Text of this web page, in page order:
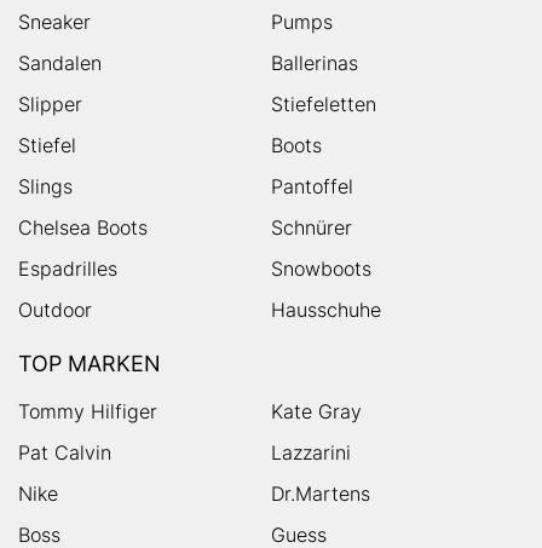
Sneaker
Pumps
Sandalen
Ballerinas
Slipper
Stiefeletten
Stiefel
Boots
Slings
Pantoffel
Chelsea Boots
Schnürer
Espadrilles
Snowboots
Outdoor
Hausschuhe
TOP MARKEN
Tommy Hilfiger
Kate Gray
Pat Calvin
Lazzarini
Nike
Dr.Martens
Boss
Guess